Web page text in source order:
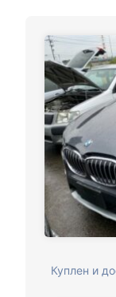
Куплен и